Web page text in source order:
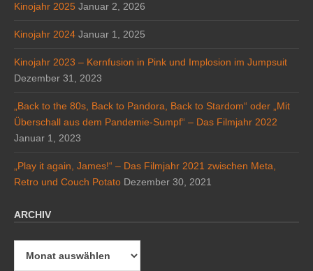
Kinojahr 2025 Januar 2, 2026
Kinojahr 2024 Januar 1, 2025
Kinojahr 2023 – Kernfusion in Pink und Implosion im Jumpsuit
Dezember 31, 2023
„Back to the 80s, Back to Pandora, Back to Stardom“ oder „Mit
Überschall aus dem Pandemie-Sumpf“ – Das Filmjahr 2022
Januar 1, 2023
„Play it again, James!“ – Das Filmjahr 2021 zwischen Meta,
Retro und Couch Potato Dezember 30, 2021
ARCHIV
Archiv